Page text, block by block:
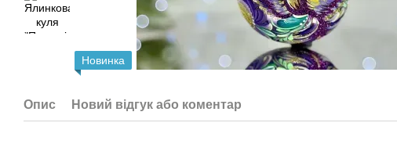
Новинка
Опис Новий відгук або коментар